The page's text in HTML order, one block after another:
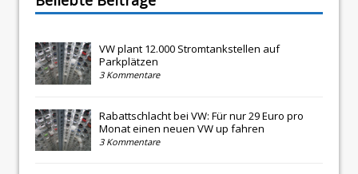
VW plant 12.000 Stromtankstellen auf
Parkplätzen
3 Kommentare
Rabattschlacht bei VW: Für nur 29 Euro pro
Monat einen neuen VW up fahren
3 Kommentare